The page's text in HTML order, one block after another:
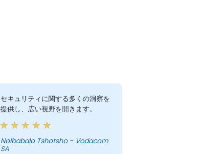
セキュリティに関する多くの洞察を
提供し、広い視野を開きます。
Nolbabalo Tshotsho - Vodacom
SA